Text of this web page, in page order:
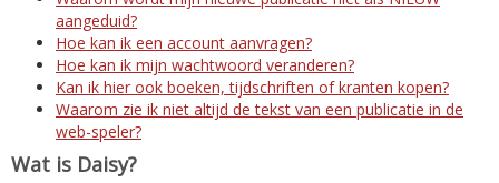
aangeduid?
Hoe kan ik een account aanvragen?
Hoe kan ik mijn wachtwoord veranderen?
Kan ik hier ook boeken, tijdschriften of kranten kopen?
Waarom zie ik niet altijd de tekst van een publicatie in de
web-speler?
Wat is Daisy?